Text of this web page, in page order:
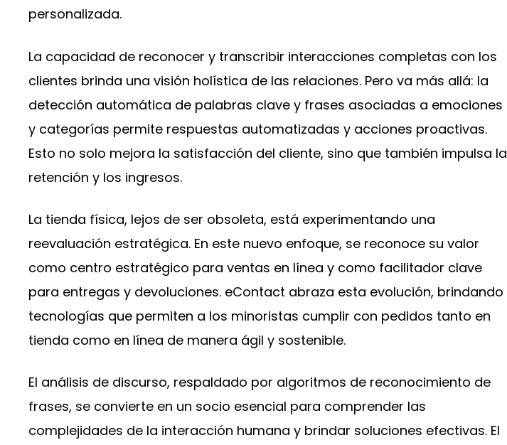
personalizada.
La capacidad de reconocer y transcribir interacciones completas con los
clientes brinda una visión holística de las relaciones. Pero va más allá: la
detección automática de palabras clave y frases asociadas a emociones
y categorías permite respuestas automatizadas y acciones proactivas.
Esto no solo mejora la satisfacción del cliente, sino que también impulsa la
retención y los ingresos.
La tienda física, lejos de ser obsoleta, está experimentando una
reevaluación estratégica. En este nuevo enfoque, se reconoce su valor
como centro estratégico para ventas en línea y como facilitador clave
para entregas y devoluciones. eContact abraza esta evolución, brindando
tecnologías que permiten a los minoristas cumplir con pedidos tanto en
tienda como en línea de manera ágil y sostenible.
El análisis de discurso, respaldado por algoritmos de reconocimiento de
frases, se convierte en un socio esencial para comprender las
complejidades de la interacción humana y brindar soluciones efectivas. El